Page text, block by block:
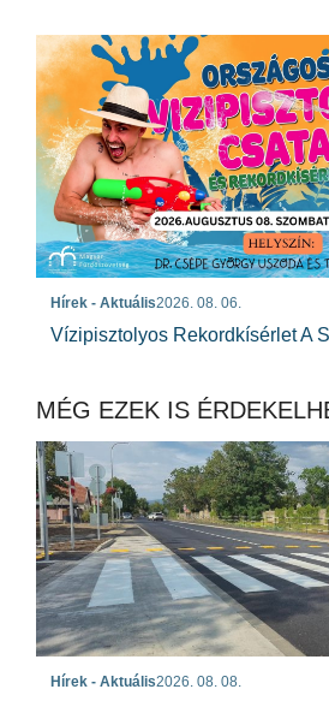
Hírek - Aktuális2026. 08. 06.
Vízipisztolyos Rekordkísérlet A
MÉG EZEK IS
Hírek - Aktuális2026. 08. 08.